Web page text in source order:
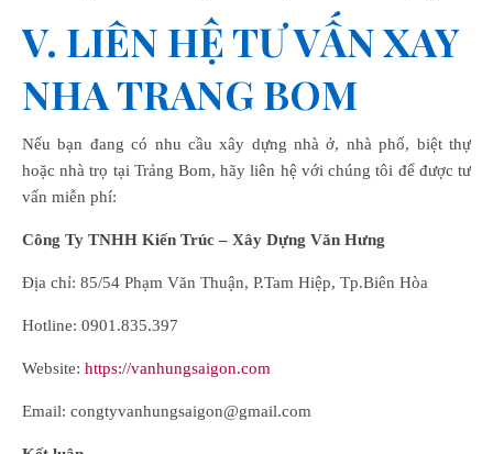
V. LIÊN HỆ TƯ VẤN XAY
NHA TRANG BOM
Nếu bạn đang có nhu cầu xây dựng nhà ở, nhà phố, biệt thự
hoặc nhà trọ tại Trảng Bom, hãy liên hệ với chúng tôi để được tư
vấn miễn phí:
Công Ty TNHH Kiến Trúc – Xây Dựng Văn Hưng
Địa chỉ: 85/54 Phạm Văn Thuận, P.Tam Hiệp, Tp.Biên Hòa
Hotline: 0901.835.397
Website: https://vanhungsaigon.com
Email: congtyvanhungsaigon@gmail.com